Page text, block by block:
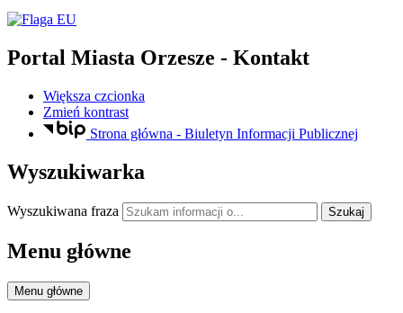
Portal Miasta Orzesze - Kontakt
Większa czcionka
Zmień kontrast
Strona główna - Biuletyn Informacji Publicznej
Wyszukiwarka
Wyszukiwana fraza Szukaj
Menu główne
Menu główne